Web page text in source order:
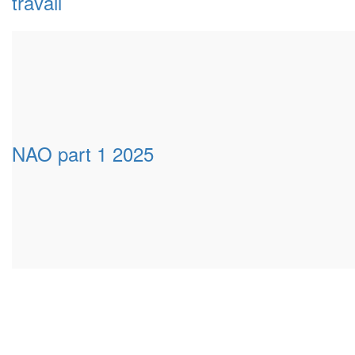
NAO part 1 2025